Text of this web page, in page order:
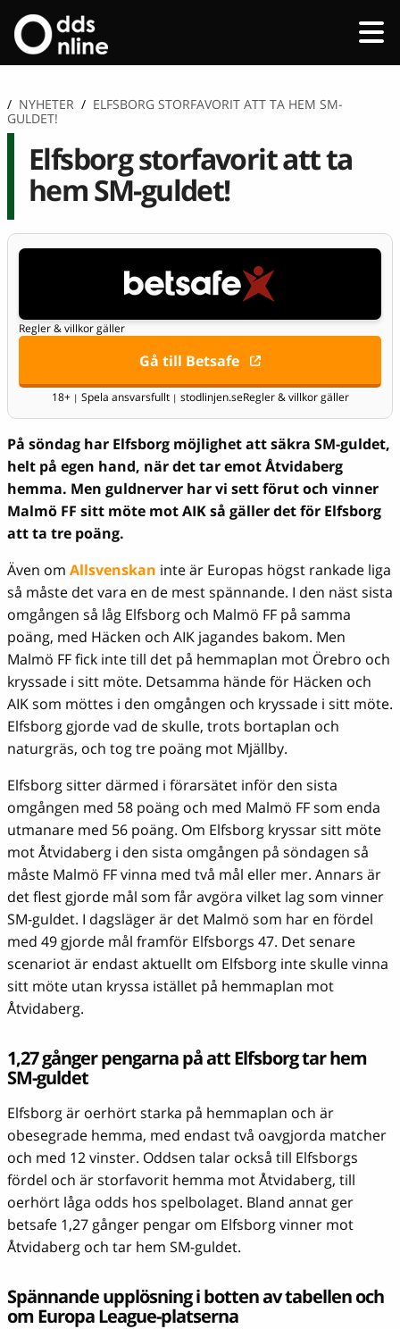
/ NYHETER / ELFSBORG STORFAVORIT ATT TA HEM SM-
GULDET!
Elfsborg storfavorit att ta
hem SM-guldet!
Regler & villkor gäller
Gå till Betsafe
18+ | Spela ansvarsfullt | stodlinjen.seRegler & villkor gäller
På söndag har Elfsborg möjlighet att säkra SM-guldet,
helt på egen hand, när det tar emot Åtvidaberg
hemma. Men guldnerver har vi sett förut och vinner
Malmö FF sitt möte mot AIK så gäller det för Elfsborg
att ta tre poäng.
Även om Allsvenskan inte är Europas högst rankade liga
så måste det vara en de mest spännande. I den näst sista
omgången så låg Elfsborg och Malmö FF på samma
poäng, med Häcken och AIK jagandes bakom. Men
Malmö FF fick inte till det på hemmaplan mot Örebro och
kryssade i sitt möte. Detsamma hände för Häcken och
AIK som möttes i den omgången och kryssade i sitt möte.
Elfsborg gjorde vad de skulle, trots bortaplan och
naturgräs, och tog tre poäng mot Mjällby.
Elfsborg sitter därmed i förarsätet inför den sista
omgången med 58 poäng och med Malmö FF som enda
utmanare med 56 poäng. Om Elfsborg kryssar sitt möte
mot Åtvidaberg i den sista omgången på söndagen så
måste Malmö FF vinna med två mål eller mer. Annars är
det flest gjorde mål som får avgöra vilket lag som vinner
SM-guldet. I dagsläger är det Malmö som har en fördel
med 49 gjorde mål framför Elfsborgs 47. Det senare
scenariot är endast aktuellt om Elfsborg inte skulle vinna
sitt möte utan kryssa istället på hemmaplan mot
Åtvidaberg.
1,27 gånger pengarna på att Elfsborg tar hem
SM-guldet
Elfsborg är oerhört starka på hemmaplan och är
obesegrade hemma, med endast två oavgjorda matcher
och med 12 vinster. Oddsen talar också till Elfsborgs
fördel och är storfavorit hemma mot Åtvidaberg, till
oerhört låga odds hos spelbolaget. Bland annat ger
betsafe 1,27 gånger pengar om Elfsborg vinner mot
Åtvidaberg och tar hem SM-guldet.
Spännande upplösning i botten av tabellen och
om Europa League-platserna